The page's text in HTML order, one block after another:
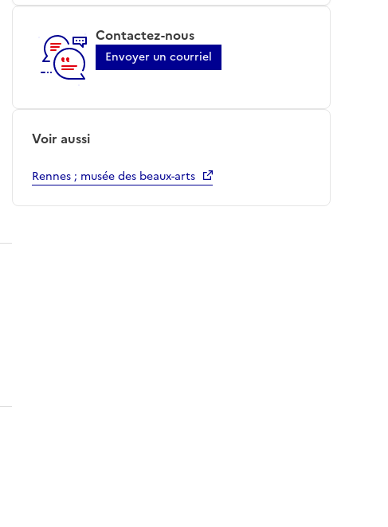
Contactez-nous
Envoyer un courriel
Voir aussi
Rennes ; musée des beaux-arts